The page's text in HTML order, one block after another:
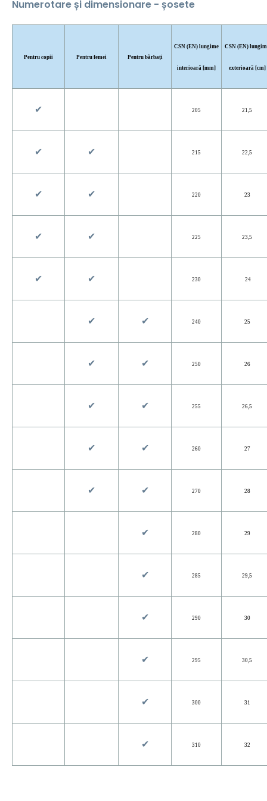
Numerotare și dimensionare - șosete
Pentru copii Pentru femei Pentru bărbați
CSN (EN) lungime
interioară [mm]
CSN (EN)
exterioară [cm]
✔︎ 205 21,5
✔︎ ✔︎ 215 22,5
✔︎ ✔︎ 220 23
✔︎ ✔︎ 225 23,5
✔︎ ✔︎ 230 24
✔︎ ✔︎ 240 25
✔︎ ✔︎ 250 26
✔︎ ✔︎ 255 26,5
✔︎ ✔︎ 260 27
✔︎ ✔︎ 270 28
✔︎ 280 29
✔︎ 285 29,5
✔︎ 290 30
✔︎ 295 30,5
✔︎ 300 31
✔︎ 310 32